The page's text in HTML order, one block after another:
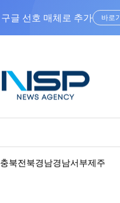
바로가기
충북전북경남경남서부제주